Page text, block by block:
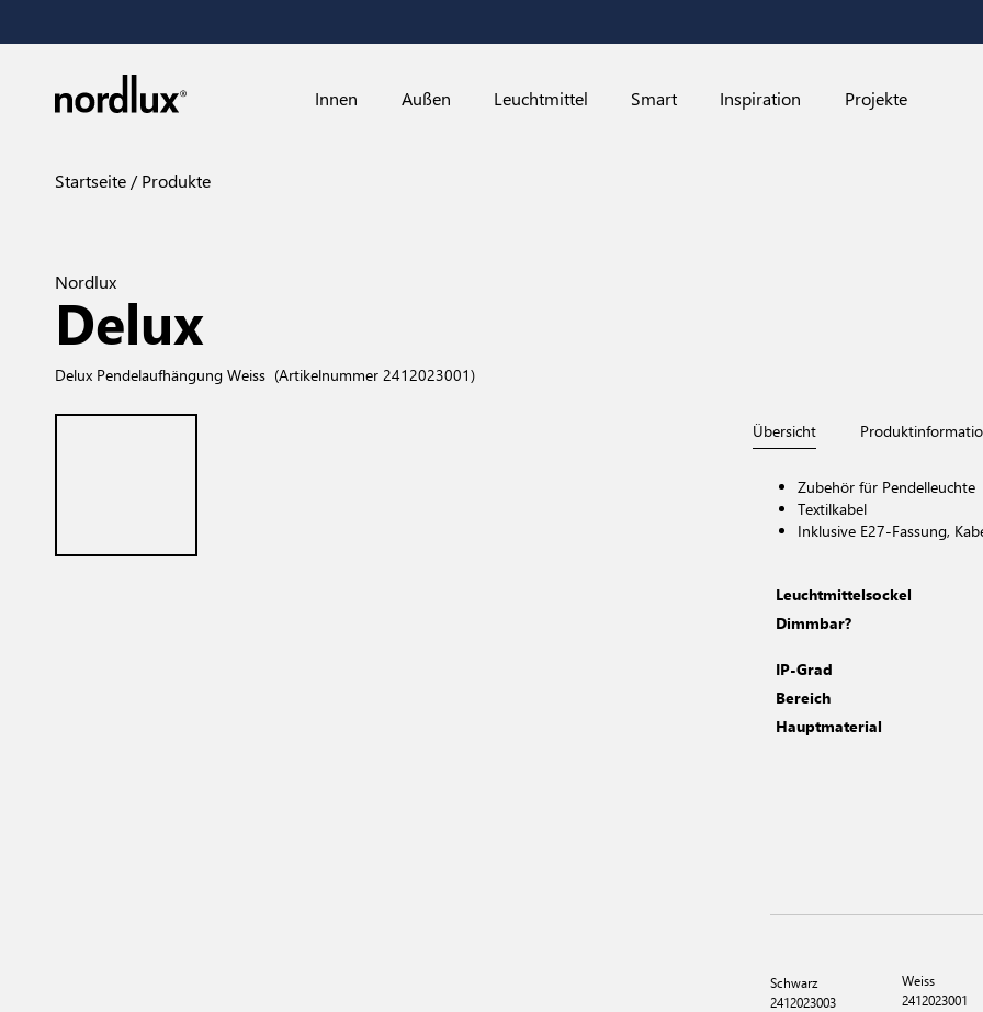
Innen Außen Leuchtmittel Smart Inspiration Projekte
Startseite Produkte
Nordlux
Delux
Delux Pendelaufhängung Weiss (Artikelnummer 2412023001)
Übersicht
Zubehör für Pendelleuchte
Textilkabel
Inklusive E27-Fassung,
Leuchtmittelsockel
Dimmbar?
IP-Grad
Bereich
Hauptmaterial
Schwarz
2412023003
Weiss
2412023001